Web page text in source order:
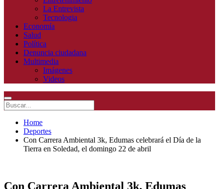
La Entrevista
Tecnologia
Economía
Salud
Política
Denuncia ciudadana
Multimedia
Imágenes
Videos
Home
Deportes
Con Carrera Ambiental 3k, Edumas celebrará el Día de la
Tierra en Soledad, el domingo 22 de abril
Con Carrera Ambiental 3k, Edumas